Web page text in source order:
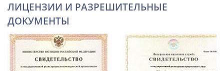
ЛИЦЕНЗИИ И РАЗРЕШИТЕЛЬНЫЕ
ДОКУМЕНТЫ